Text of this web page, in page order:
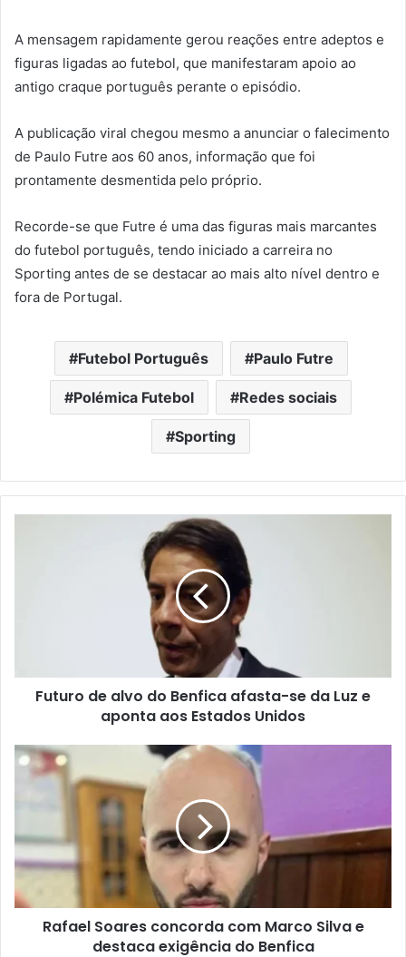
A mensagem rapidamente gerou reações entre adeptos e
figuras ligadas ao futebol, que manifestaram apoio ao
antigo craque português perante o episódio.
A publicação viral chegou mesmo a anunciar o falecimento
de Paulo Futre aos 60 anos, informação que foi
prontamente desmentida pelo próprio.
Recorde-se que Futre é uma das figuras mais marcantes
do futebol português, tendo iniciado a carreira no
Sporting antes de se destacar ao mais alto nível dentro e
fora de Portugal.
Futebol Português Paulo Futre
Polémica Futebol Redes sociais
Sporting
Futuro de alvo do Benfica afasta-se da Luz e
aponta aos Estados Unidos
Rafael Soares concorda com Marco Silva e
destaca exigência do Benfica